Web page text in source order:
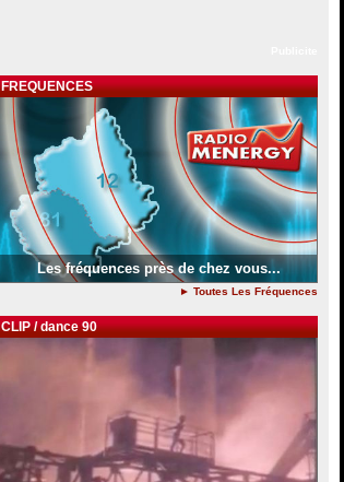
FREQUENCES
Les fréquences près de chez vous...
► Toutes Les Fréquences
CLIP / dance 90